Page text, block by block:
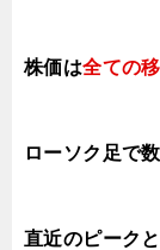
株価は全ての
ローソク足で
直近のピーク